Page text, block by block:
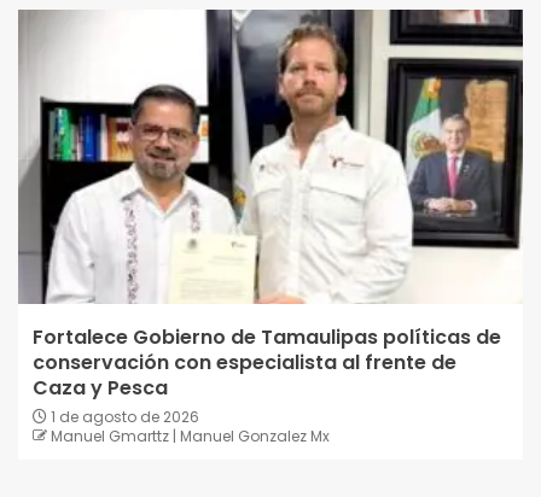
Fortalece Gobierno de Tamaulipas políticas de
conservación con especialista al frente de
Caza y Pesca
1 de agosto de 2026
Manuel Gmarttz | Manuel Gonzalez Mx